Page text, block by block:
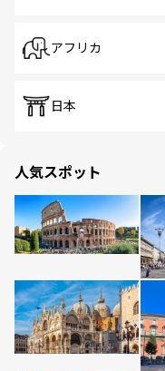
アフリカ
日本
人気スポット